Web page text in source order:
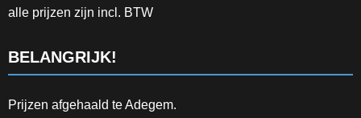
alle prijzen zijn incl. BTW
BELANGRIJK!
Prijzen afgehaald te Adegem.